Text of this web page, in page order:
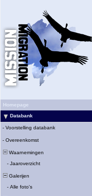
Homepage
Databank
- Voorstelling databank
- Overeenkomst
Waarnemingen
- Jaaroverzicht
Galerijen
- Alle foto's